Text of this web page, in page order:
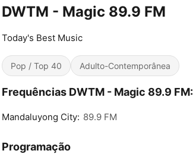
DWTM - Magic 89.9 FM
Today's Best Music
Pop / Top 40 Adulto-Contemporânea
Frequências DWTM - Magic 89.9 FM:
Mandaluyong City: 89.9 FM
Programação